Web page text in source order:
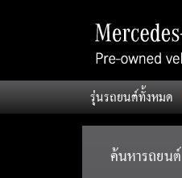
รุ่นรถยนต์ทั้งหมด
Sprinter V Vito
ค้นหารถยนต์